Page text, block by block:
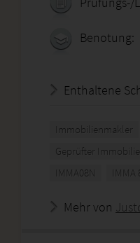
Benotung:
Enthaltene
Immobilienmakler
Geprüfter
IMMA08N
IMMA
Mehr von